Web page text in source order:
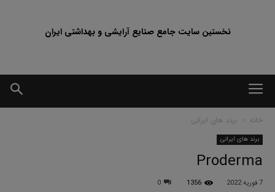
نخستین سایت جامع صنایع آرایشی و بهداشتی ایران
خانه برند های ایرانی
برند های ایرانی
Proderma
7 فوریه 2022 1356
0